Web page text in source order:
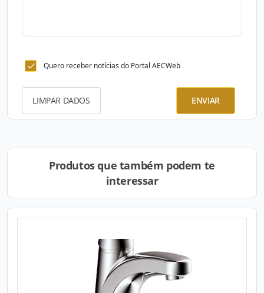
Quero receber notícias do Portal AECWeb
LIMPAR DADOS ENVIAR
Produtos que também podem te
interessar